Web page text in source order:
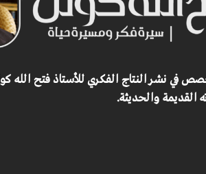
في نشر النتاج الفكري للأستاذ فتح الله
القديمة والحديثة.